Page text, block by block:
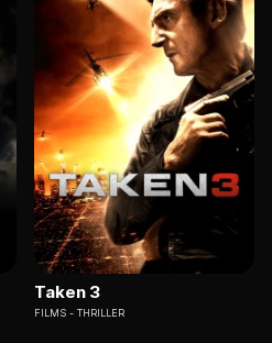
Taken 3
FILMS THRILLER